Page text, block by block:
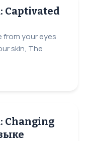
Captivated
from your eyes
skin, The
Changing